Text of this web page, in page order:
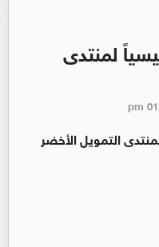
لمنتدى